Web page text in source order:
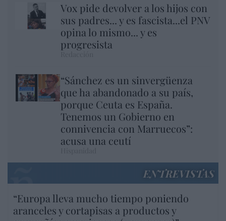
Vox pide devolver a los hijos con
sus padres... y es fascista...el PNV
opina lo mismo... y es
progresista
“Sánchez es un sinvergüenza
que ha abandonado a su país,
porque Ceuta es España.
Tenemos un Gobierno en
connivencia con Marruecos”:
acusa una ceutí
ENTREVISTAS
“Europa lleva mucho tiempo poniendo
aranceles y cortapisas a productos y